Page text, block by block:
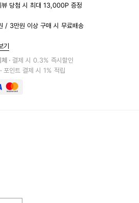
뷰 당첨 시 최대 13,000P 증정
/ 3만원 이상 구매 시 무료배송
기
· 결제 시 0.3% 즉시할인
포인트 결제 시 1% 적립